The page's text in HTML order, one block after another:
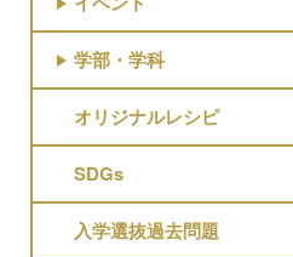
学部・学科
オリジナルレシピ
SDGs
入学選抜過去問題